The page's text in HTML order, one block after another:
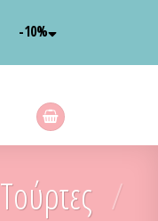
-10%
Τούρτες /